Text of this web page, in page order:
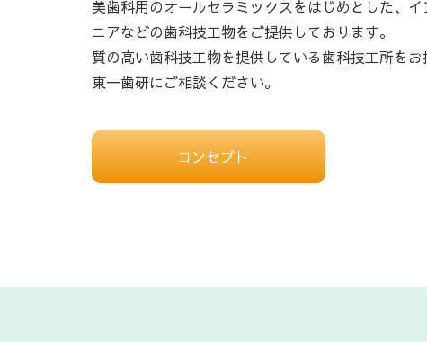
美歯科用のオールセラミックスをはじめとした、
ニアなどの歯科技工物をご提供しております。
質の高い歯科技工物を提供している歯科技工所を
東一歯研にご相談ください。
コンセプト